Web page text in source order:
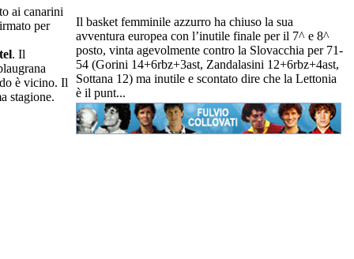
ai canarini
per
. Il
è vicino. Il
stagione.
Il basket femminile azzurro ha chiuso la sua
avventura europea con l’inutile finale per il 7^ e 8^
posto, vinta agevolmente contro la Slovacchia per 71-
54 (Gorini 14+6rbz+3ast, Zandalasini 12+6rbz+4ast,
Sottana 12) ma inutile e scontato dire che la Lettonia
è il punt...